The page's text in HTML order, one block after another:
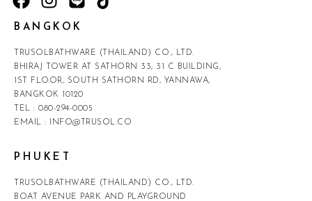
BANGKOK
TRUSOLBATHWARE (THAILAND) CO., LTD.
BHIRAJ TOWER AT SATHORN 33, 31 C BUILDING,
1ST FLOOR, SOUTH SATHORN RD, YANNAWA,
BANGKOK 10120
TEL : 080-294-0005
EMAIL :
INFO@TRUSOL.CO
PHUKET
TRUSOLBATHWARE (THAILAND) CO., LTD.
BOAT AVENUE PARK AND PLAYGROUND